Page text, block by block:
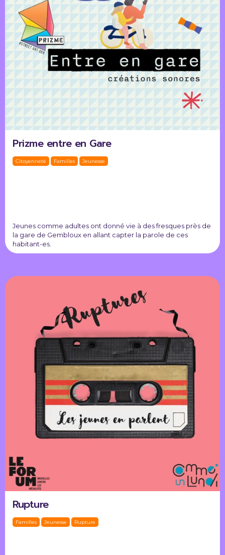
Prizme entre en Gare
Citoyenneté Familles Jeunesse
Jeunes comme adultes ont donné vie à des fresques près de
la gare de Gembloux en allant capter la parole de ces
habitant-es.
Rupture
Familles Jeunesse Rupture